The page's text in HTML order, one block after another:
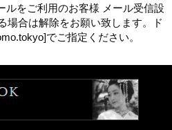
ルをご利用のお客様 メール受信設
場合は解除をお願い致します。ド
でご指定ください。